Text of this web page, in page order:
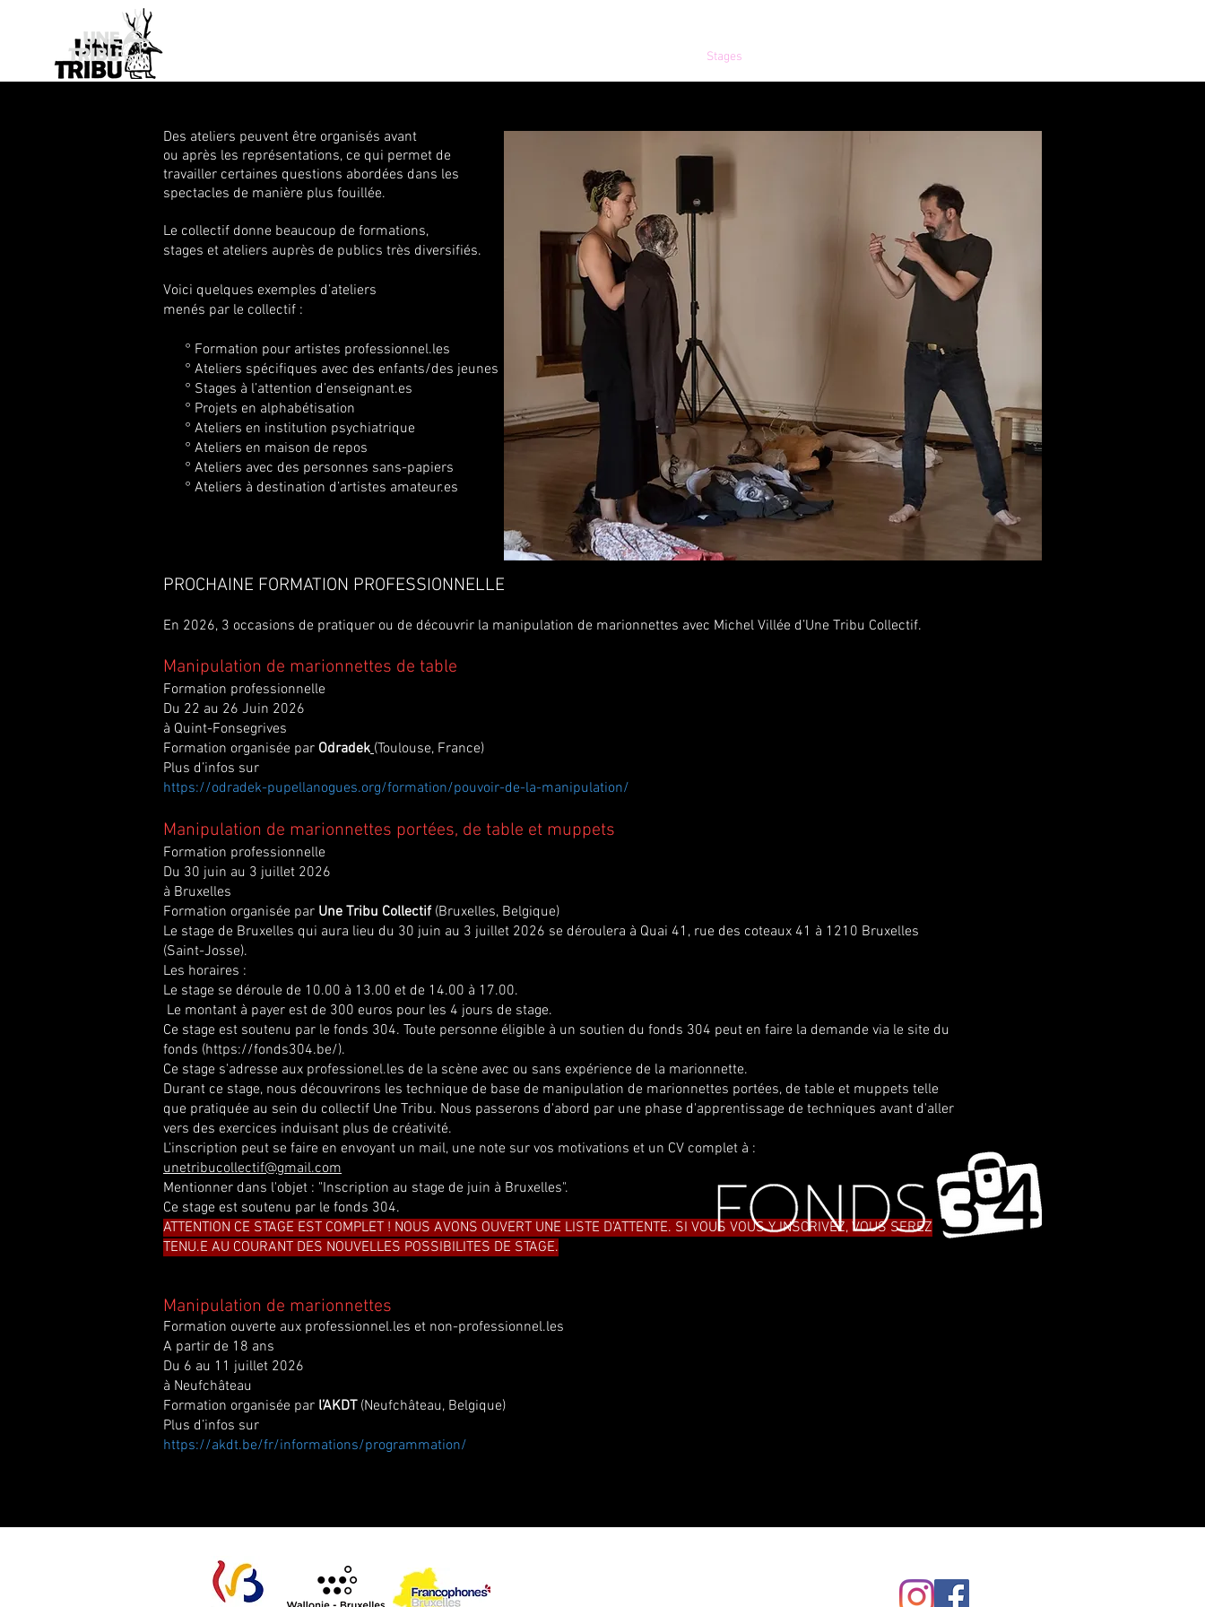
Stages
Des ateliers peuvent être organisés avant
ou après les représentations, ce qui permet de
travailler certaines questions abordées dans les
spectacles de manière plus fouillée.
Le collectif donne beaucoup de formations,
stages et ateliers auprès de publics très diversifiés.
Voici quelques exemples d’ateliers
menés par le collectif :
° Formation pour artistes professionnel.les
° Ateliers spécifiques avec des enfants/des jeunes
° Stages à l’attention d’enseignant.es
° Projets en alphabétisation
° Ateliers en institution psychiatrique
° Ateliers en maison de repos
° Ateliers avec des personnes sans-papiers
° Ateliers à destination d’artistes amateur.es
PROCHAINE FORMATION PROFESSIONNELLE
En 2026, 3 occasions de pratiquer ou de découvrir la manipulation de marionnettes avec Michel Villée d’Une Tribu Collectif.
Manipulation de marionnettes de table
Formation professionnelle
Du 22 au 26 Juin 2026
à Quint-Fonsegrives
Formation organisée par Odradek (Toulouse, France)
Plus d’infos sur
https://odradek-pupellanogues.org/formation/pouvoir-de-la-manipulation/
Manipulation de marionnettes portées, de table et muppets
Formation professionnelle
Du 30 juin au 3 juillet 2026
à Bruxelles
Formation organisée par Une Tribu Collectif(Bruxelles, Belgique)
Le stage de Bruxelles qui aura lieu du 30 juin au 3 juillet 2026 se déroulera à Quai 41, rue des coteaux 41 à 1210 Bruxelles
(Saint-Josse).
Les horaires :
Le stage se déroule de 10.00 à 13.00 et de 14.00 à 17.00.
Le montant à payer est de 300 euros pour les 4 jours de stage.
Ce stage est soutenu par le fonds 304. Toute personne éligible à un soutien du fonds 304 peut en faire la demande via le site du
fonds (https://fonds304.be/).
Ce stage s'adresse aux professionel.les de la scène avec ou sans expérience de la marionnette.
Durant ce stage, nous découvrirons les technique de base de manipulation de marionnettes portées, de table et muppets telle
que pratiquée au sein du collectif Une Tribu. Nous passerons d'abord par une phase d'apprentissage de techniques avant d'aller
vers des exercices induisant plus de créativité.
L'inscription peut se faire en envoyant un mail, une note sur vos motivations et un CV complet à :
unetribucollectif@gmail.com
Mentionner dans l'objet : "Inscription au stage de juin à Bruxelles".
Ce stage est soutenu par le fonds 304.
ATTENTION CE STAGE EST COMPLET ! NOUS AVONS OUVERT UNE LISTE D'ATTENTE. SI VOUS VOUS Y INSCRIVEZ, VOUS SEREZ
TENU.E AU COURANT DES NOUVELLES POSSIBILITES DE STAGE.
Manipulation de marionnettes
Formation ouverte aux professionnel.les et non-professionnel.les
A partir de 18 ans
Du 6 au 11 juillet 2026
à Neufchâteau
Formation organisée par l’AKDT(Neufchâteau, Belgique)
Plus d’infos sur
https://akdt.be/fr/informations/programmation/